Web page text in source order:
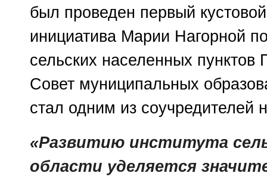
был проведен первый
инициатива Марии Нагорной
сельских населенных
Совет муниципальных
стал одним из соучредителей
«Развитию института
области уделяется